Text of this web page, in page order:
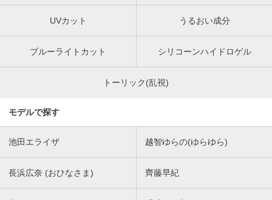
UVカット うるおい成分
ブルーライトカット シリコーンハイドロゲル
トーリック(乱視)
モデルで探す
池田エライザ 越智ゆらの(ゆらゆら)
長浜広奈 (おひなさま) 齊藤早紀